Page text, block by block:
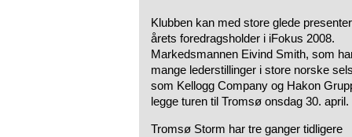
Klubben kan med store glede
årets foredragsholder i iFokus 2008.
Markedsmannen Eivind Smith, som
mange lederstillinger i store norske
som Kellogg Company og Hakon
legge turen til Tromsø onsdag 30. april.
Tromsø Storm har tre ganger tidligere